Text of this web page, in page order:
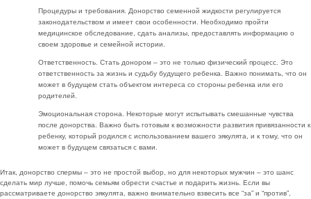
Процедуры и требования. Донорство семенной жидкости регулируется
законодательством и имеет свои особенности. Необходимо пройти
медицинское обследование, сдать анализы, предоставлять информацию о
своем здоровье и семейной истории.
Ответственность. Стать донором – это не только физический процесс. Это
ответственность за жизнь и судьбу будущего ребенка. Важно понимать, что он
может в будущем стать объектом интереса со стороны ребенка или его
родителей.
Эмоциональная сторона. Некоторые могут испытывать смешанные чувства
после донорства. Важно быть готовым к возможности развития привязанности к
ребенку, который родился с использованием вашего эякулята, и к тому, что он
может в будущем связаться с вами.
Итак, донорство спермы – это не простой выбор, но для некоторых мужчин – это шанс
сделать мир лучше, помочь семьям обрести счастье и подарить жизнь. Если вы
рассматриваете донорство эякулята, важно внимательно взвесить все “за” и “против”,